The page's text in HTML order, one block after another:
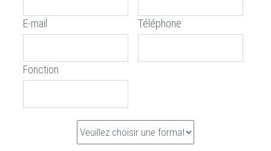
E-mail Téléphone
Fonction